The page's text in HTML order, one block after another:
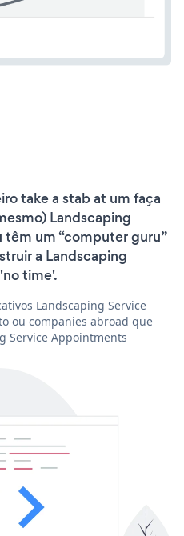
take a stab at um faça
Landscaping
um “computer guru”
a Landscaping
time'.
Landscaping Service
ou companies abroad que
Service Appointments